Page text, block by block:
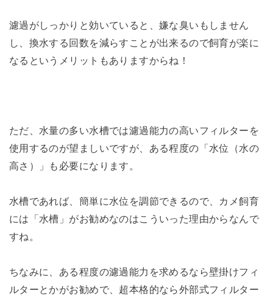
濾過がしっかりと効いていると、嫌な臭いもしません
し、換水する回数を減らすことが出来るので飼育が楽に
なるというメリットもありますからね！
ただ、水量の多い水槽では濾過能力の高いフィルターを
使用するのが望ましいですが、ある程度の「水位（水の
高さ）」も必要になります。
水槽であれば、簡単に水位を調節できるので、カメ飼育
には「水槽」がお勧めなのはこういった理由からなんで
すね。
ちなみに、ある程度の濾過能力を求めるなら壁掛けフィ
ルターとかがお勧めで、超本格的なら外部式フィルター